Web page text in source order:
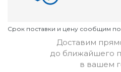
Cрок поставки и цену сообщим
Доставим
до ближайшего
в вашем